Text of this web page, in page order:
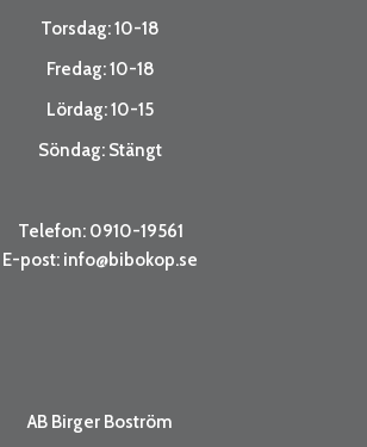
Torsdag: 10-18
Fredag: 10-18
Lördag: 10-15
Söndag: Stängt
Telefon: 0910-19561
E-post: info@bibokop.se
AB Birger Boström